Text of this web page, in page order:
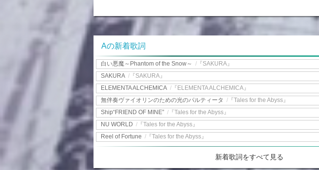
Aの新着歌詞
白い悪魔～Phantom of the Snow～ / 『SAKURA』
SAKURA / 『SAKURA』
ELEMENTA ALCHEMICA / 『ELEMENTA ALCHEMICA』
無伴奏ヴァイオリンのための光のパルティータ / 『Tales for the Abyss』
Ship“FRIEND OF MINE” / 『Tales for the Abyss』
NU WORLD / 『Tales for the Abyss』
Reel of Fortune / 『Tales for the Abyss』
新着歌詞をすべて見る